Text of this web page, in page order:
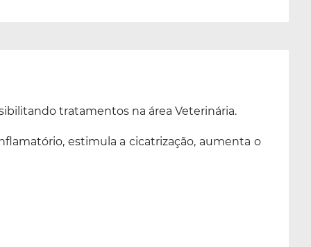
tratamentos na área Veterinária.
estimula a cicatrização, aumenta o